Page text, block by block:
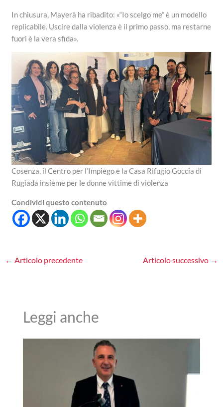
In chiusura, Mayerà ha ribadito: «“Io scelgo me” è un modello
replicabile. Uscire dalla violenza è il primo passo, ma restarne
fuori è la vera sfida».
Cosenza, il Centro per l’Impiego e la Casa Rifugio Goccia di
Rugiada insieme per le donne vittime di violenza
Condividi questo contenuto
← Articolo precedente Articolo successivo →
Leggi anche